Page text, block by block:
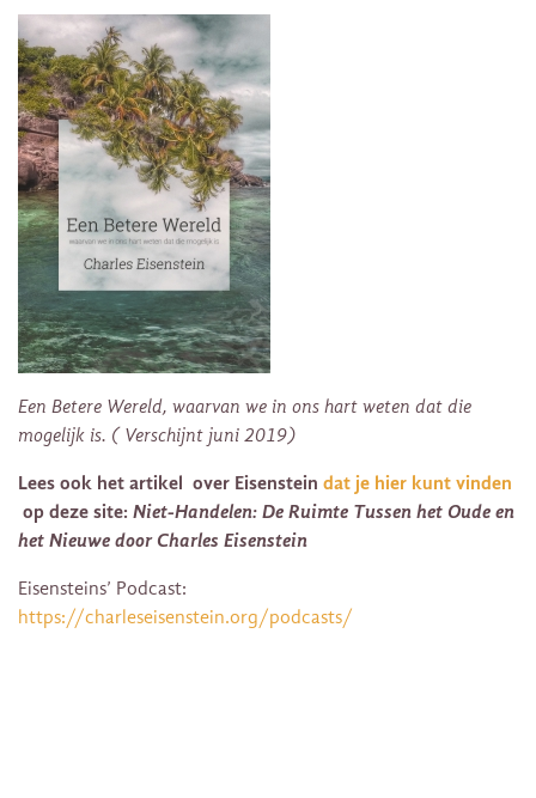
Een Betere Wereld, waarvan we in ons hart weten dat die
mogelijk is. ( Verschijnt juni 2019)
Lees ook het artikel over Eisenstein dat je hier kunt vinden
op deze site: Niet-Handelen: De Ruimte Tussen het Oude en
het Nieuwe door Charles Eisenstein
Eisensteins’ Podcast:
https://charleseisenstein.org/podcasts/